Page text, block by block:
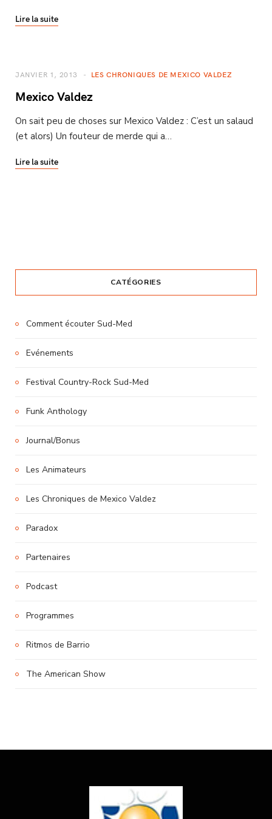
Lire la suite
JANVIER 1, 2013 LES CHRONIQUES DE MEXICO VALDEZ
Mexico Valdez
On sait peu de choses sur Mexico Valdez : C’est un salaud
(et alors) Un fouteur de merde qui a…
Lire la suite
CATÉGORIES
Comment écouter Sud-Med
Evénements
Festival Country-Rock Sud-Med
Funk Anthology
Journal/Bonus
Les Animateurs
Les Chroniques de Mexico Valdez
Paradox
Partenaires
Podcast
Programmes
Ritmos de Barrio
The American Show